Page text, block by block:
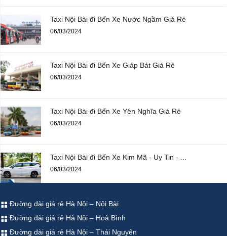
Taxi Nội Bài đi Bến Xe Nước Ngầm Giá Rẻ
06/03/2024
Taxi Nội Bài đi Bến Xe Giáp Bát Giá Rẻ
06/03/2024
Taxi Nội Bài đi Bến Xe Yên Nghĩa Giá Rẻ
06/03/2024
Taxi Nội Bài đi Bến Xe Kim Mã - Uy Tin - ...
06/03/2024
Đường dài giá rẻ Hà Nội – Nội Bài
Đường dài giá rẻ Hà Nội – Hoà Bình
Đường dài giá rẻ Hà Nội – Thái Nguyên